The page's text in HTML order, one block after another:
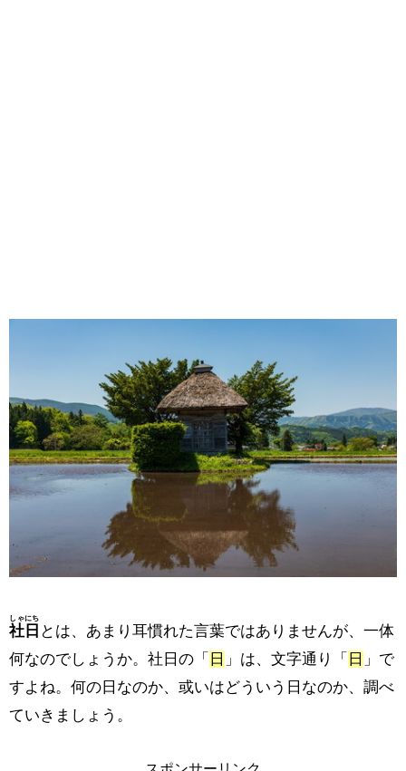
社日
しゃにち
とは、あまり耳慣れた言葉ではありませんが、一体
何なのでしょうか。社日の「 日 」は、文字通り「 日 」で
すよね。何の日なのか、或いはどういう日なのか、調べ
ていきましょう。